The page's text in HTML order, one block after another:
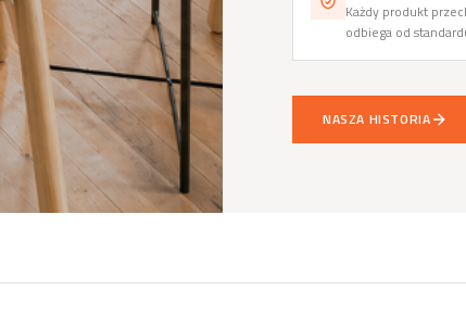
Każdy produkt
odbiega od
NASZA HISTORIA